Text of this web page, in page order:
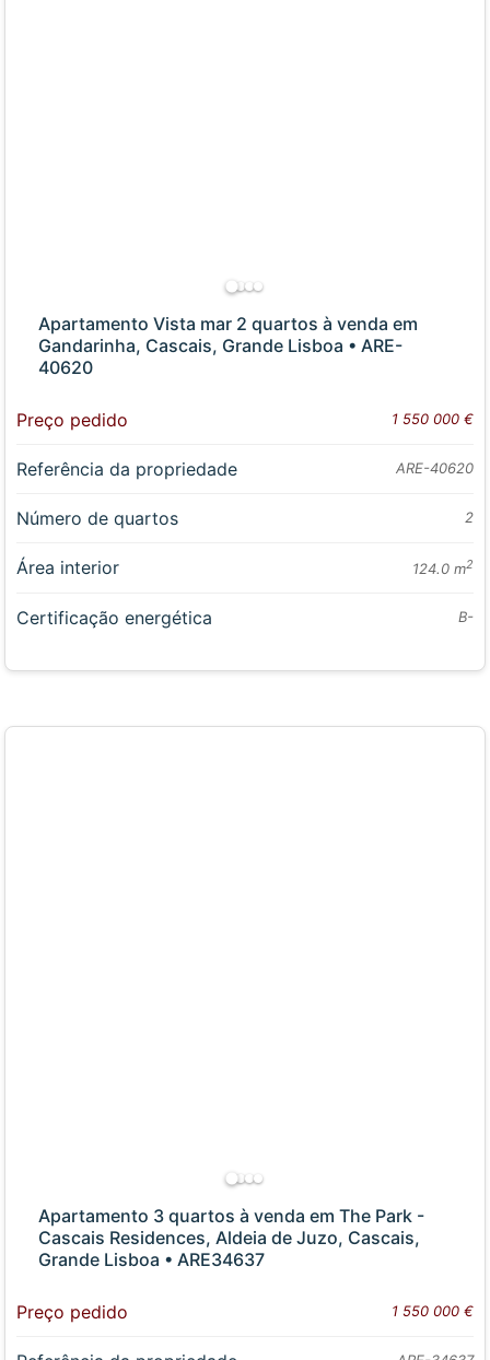
Apartamento Vista mar 2 quartos à venda em
Gandarinha, Cascais, Grande Lisboa • ARE-
40620
Preço pedido 1 550 000 €
Referência da propriedade ARE-40620
Número de quartos 2
Área interior 124.0 m2
Certificação energética B-
Apartamento 3 quartos à venda em The Park -
Cascais Residences, Aldeia de Juzo, Cascais,
Grande Lisboa • ARE34637
Preço pedido 1 550 000 €